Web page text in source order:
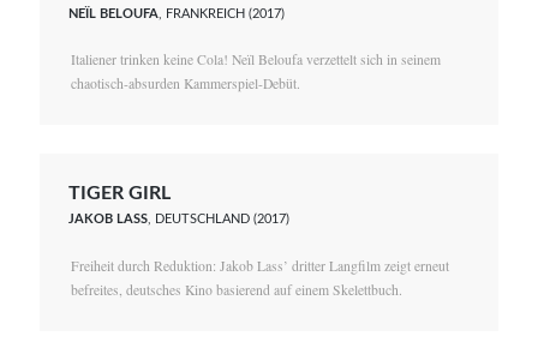
NEÏL BELOUFA , FRANKREICH (2017)
Italiener trinken keine Cola! Neïl Beloufa verzettelt sich in seinem
chaotisch-absurden Kammerspiel-Debüt.
TIGER GIRL
JAKOB LASS, DEUTSCHLAND (2017)
Freiheit durch Reduktion: Jakob Lass’ dritter Langfilm zeigt erneut
befreites, deutsches Kino basierend auf einem Skelettbuch.